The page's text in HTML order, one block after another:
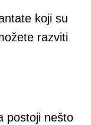
koji su
razviti
postoji nešto